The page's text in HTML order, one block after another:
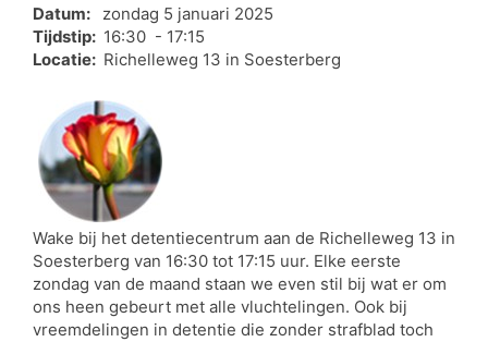
Datum:
zondag 5 januari 2025
Tijdstip: 16:30 - 17:15
Locatie: Richelleweg 13 in Soesterberg
Wake bij het detentiecentrum aan de Richelleweg 13 in
Soesterberg van 16:30 tot 17:15 uur. Elke eerste
zondag van de maand staan we even stil bij wat er om
ons heen gebeurt met alle vluchtelingen. Ook bij
vreemdelingen in detentie die zonder strafblad toch